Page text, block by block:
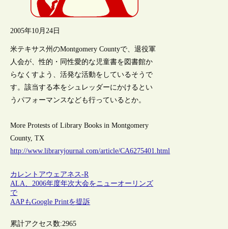
2005年10月24日
米テキサス州のMontgomery Countyで、退役軍
人会が、性的・同性愛的な児童書を図書館か
らなくすよう、活発な活動をしているそうで
す。該当する本をシュレッダーにかけるとい
うパフォーマンスなども行っているとか。
More Protests of Library Books in Montgomery
County, TX
http://www.libraryjournal.com/article/CA6275401.html
カレントアウェアネス-R
ALA、2006年度年次大会をニューオーリンズ
で
AAPもGoogle Printを提訴
累計アクセス数:2965